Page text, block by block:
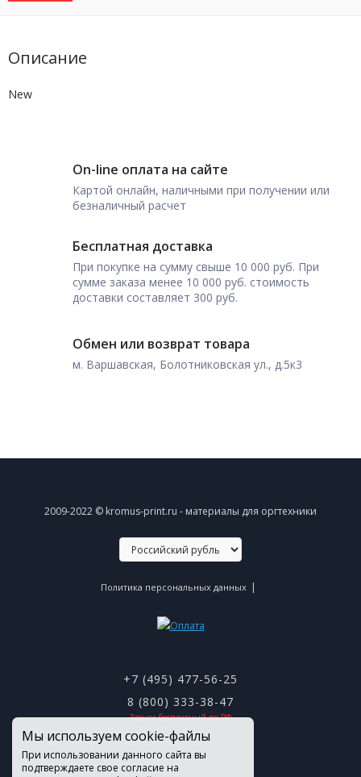
Описание
New
On-line оплата на сайте
Картой онлайн, наличными при получении или
безналичный расчет
Бесплатная доставка
При покупке на сумму свыше 10 000 руб. При
сумме заказа менее 10 000 руб. стоимость
доставки составляет 300 руб.
Обмен или возврат товара
м. Варшавская, Болотниковская ул., д.5к3
2009-2022 © kromus-print.ru - материалы для оргтехники
Политика персональных данных |
+7 (495) 477-56-25
8 (800) 333-38-47
Звонок бесплатный по РФ
Мы используем cookie-файлы
При использовании данного сайта вы
подтверждаете свое согласие на